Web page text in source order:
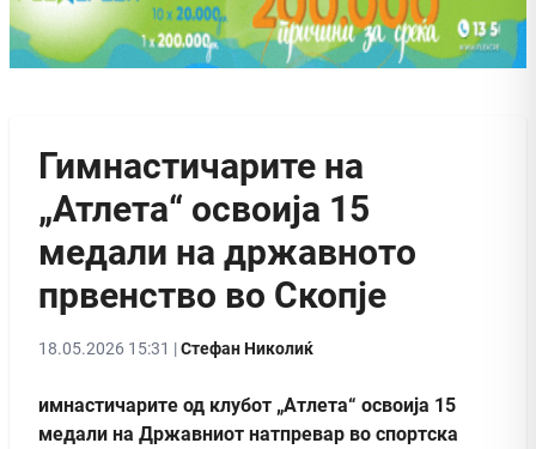
Гимнастичарите на
„Атлета“ освоија 15
медали на државното
првенство во Скопје
18.05.2026 15:31 |Стефан Николиќ
имнастичарите од клубот „Атлета“ освоија 15
медали на Државниот натпревар во спортска